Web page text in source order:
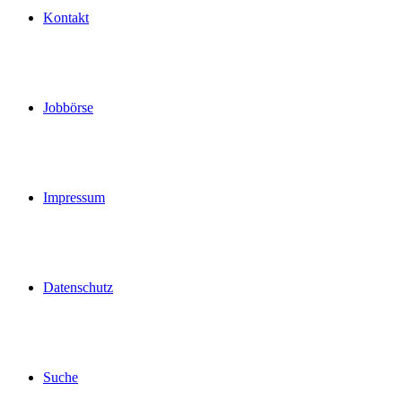
Kontakt
Jobbörse
Impressum
Datenschutz
Suche